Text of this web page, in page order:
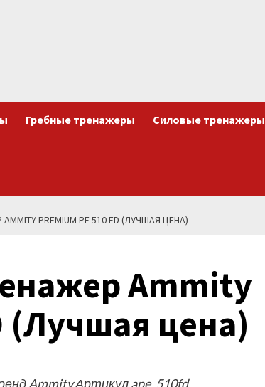
Гребные тренажеры Силовые тренажеры
PREMIUM PE 510 FD (ЛУЧШАЯ ЦЕНА)
Ammity
(Лучшая цена)
Ammity Артикул ape_510fd